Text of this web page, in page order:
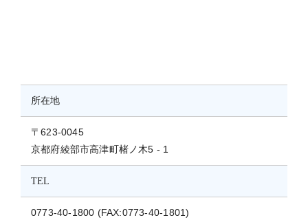
所在地
〒623-0045
京都府綾部市高津町楮ノ木5 - 1
TEL
0773-40-1800 (FAX:0773-40-1801)